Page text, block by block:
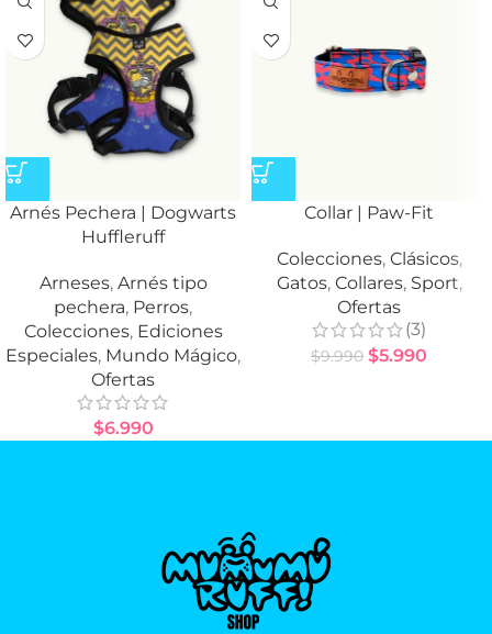
Arnés Pechera | Dogwarts
Huffleruff
Arneses, Arnés tipo
pechera, Perros,
Colecciones, Ediciones
Especiales, Mundo Mágico,
Ofertas
$6.990
Collar | Paw-Fit
Colecciones, Clásicos,
Gatos, Collares, Sport,
Ofertas
(3)
$9.990 $5.990